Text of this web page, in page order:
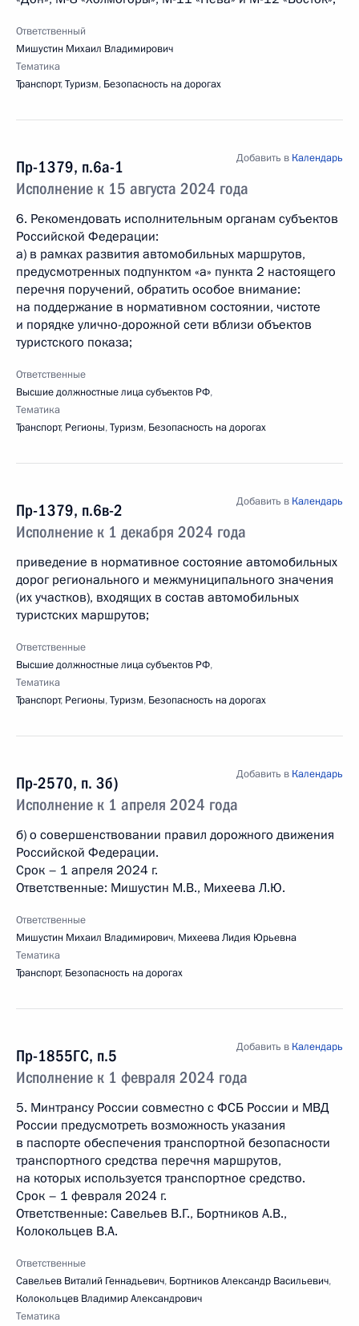
Ответственный
Мишустин Михаил Владимирович
Тематика
Транспорт,Туризм, Безопасность на дорогах
Пр-1379, п.6а-1
Исполнение к 15 августа 2024 года
Добавить в Календарь
6. Рекомендовать исполнительным органам субъектов
Российской Федерации:
а) в рамках развития автомобильных маршрутов,
предусмотренных подпунктом «а» пункта 2 настоящего
перечня поручений, обратить особое внимание:
на поддержание в нормативном состоянии, чистоте
и порядке улично-дорожной сети вблизи объектов
туристского показа;
Ответственные
Высшие должностные лица субъектов РФ,
Тематика
Транспорт, Регионы,Туризм, Безопасность на дорогах
Пр-1379, п.6в-2
Исполнение к 1 декабря 2024 года
Добавить в Календарь
приведение в нормативное состояние автомобильных
дорог регионального и межмуниципального значения
(их участков), входящих в состав автомобильных
туристских маршрутов;
Ответственные
Высшие должностные лица субъектов РФ,
Тематика
Транспорт, Регионы,Туризм, Безопасность на дорогах
Пр-2570, п. 3б)
Исполнение к 1 апреля 2024 года
Добавить в Календарь
б) о совершенствовании правил дорожного движения
Российской Федерации.
Срок – 1 апреля 2024 г.
Ответственные: Мишустин М.В., Михеева Л.Ю.
Ответственные
Мишустин Михаил Владимирович, Михеева Лидия Юрьевна
Тематика
Транспорт, Безопасность на дорогах
Пр-1855ГС, п.5
Исполнение к 1 февраля 2024 года
Добавить в Календарь
5. Минтрансу России совместно с ФСБ России и МВД
России предусмотреть возможность указания
в паспорте обеспечения транспортной безопасности
транспортного средства перечня маршрутов,
на которых используется транспортное средство.
Срок – 1 февраля 2024 г.
Ответственные: Савельев В.Г., Бортников А.В.,
Колокольцев В.А.
Ответственные
Савельев Виталий Геннадьевич, Бортников Александр Васильевич,
Колокольцев Владимир Александрович
Тематика